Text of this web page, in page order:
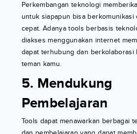
Perkembangan teknologi
untuk siapapun bisa berkomunikasi
cepat. Adanya tools berbasis
diakses menggunakan internet
dapat terhubung dan berkolaborasi
teman kamu.
5. Mendukung
Pembelajaran
Tools dapat menawarkan berbagai